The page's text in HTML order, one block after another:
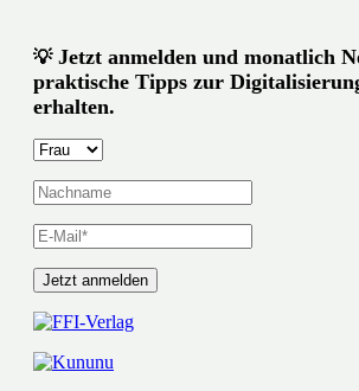
💡Jetzt anmelden und monatlich
praktische Tipps zur
erhalten.